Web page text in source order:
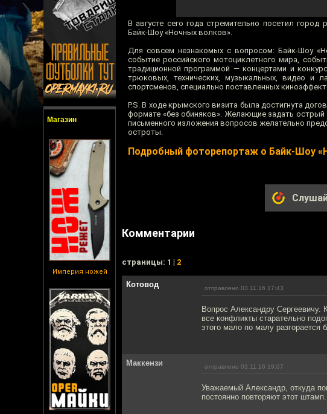
Магазин
Империя ножей
В августе сего года стремительно посетил
Байк-Шоу «Ночных волков».
Для совсем незнакомых с вопросом: Байк-Шоу
событие российского мотоциклетного мира,
традиционной программой — концертами и
трюковых, технических, музыкальных, видео и
спортсменов, специально поставленных
P.S. В ходе крымского визита была достигнута
формате «без обиняков». Желающие задать
письменного изложения вопросов желательно
остроты.
Подробный фоторепортаж о Байк-Шоу
Комментарии
cтраницы: 1 | 2
Котовод отправлено 03.11.16 17:43
Вопрос Александру Сергеевичу.
все конфликты старательно
этого мало по малу разгорается
Маккензи отправлено 03.11.16 19:07
Уважаемый Александр, откуда
постоянно повторяют этот штамп.